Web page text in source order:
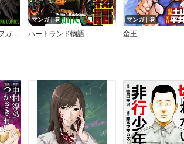
地雷屋 JIRAIYA ～アフガニスタン編～
マンガ｜巻
ハートランド物語
マンガ｜巻
蛮王